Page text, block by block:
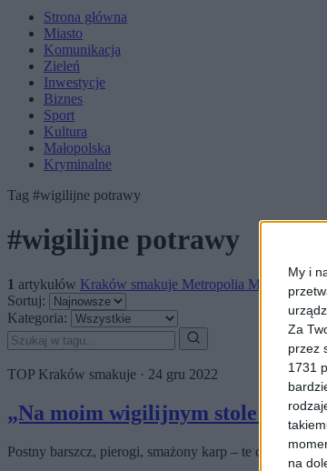
My i
Za
przez
1731
na
Strona główna
Miasto
Komunikacja
Zieleń
Inwestycje
Biznes
Sport
Kultura
Małopolska
Kryminalne
Tag #wigilijne potrawy
#wigilijne potrawy
1 artykułów Kraków smakuje Metropolia Miasto
Sortuj:
Kategoria:
TOP Kraków smakuje · 24 gru 2022
„Na moim wigilijnym stole nie
Postny barszcz, pierogi, smażony karp – te dania